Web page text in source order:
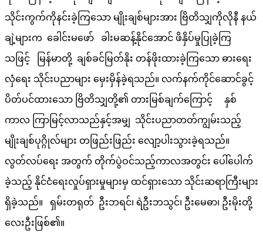
သိုင်းကွက်ကိုနင်းခဲ့ကြသော မျိုးချစ်များအား ဗြိတိသျှကိုလိုနီ နယ်
ချဲ့များက ခေါင်းမဖော် ခါးမဆန့်နိုင်အောင် ဖိနှိပ်မှုပြုခဲ့ကြ
သဖြင့် မြန်မာတို့ ချစ်ခင်မြတ်နိုး တန်ဖိုးထားခဲ့ကြသော ဓားရေး
လှံရေး သိုင်းပညာများ မှေးမှိန်ခဲ့ရသည်။ လက်နက်ကိုင်ဆောင်ခွင့်
ပိတ်ပင်ထားသော ဗြိတိသျှတို့၏ တားမြစ်ချက်ကြောင့် နှစ်
ကာလ ကြာမြင့်လာသည်နှင့်အမျှ သိုင်းပညာတတ်ကျွမ်းသည့်
မျိုးချစ်ပုဂ္ဂိုလ်များ တဖြည်းဖြည်း လျော့ပါးသွားခဲ့ရသည်။
လွတ်လပ်ရေး အတွက် တိုက်ပွဲဝင်သည့်ကာလအတွင်း ပေါ်ပေါက်
ခဲ့သည့် နိုင်ငံရေးလှုပ်ရှားမှုများမှ ထင်ရှားသော သိုင်းဆရာကြီးများ
ရှိခဲ့သည်။ ရှမ်းတရုတ် ဦးဘရင်၊ ရဲဦးဘသွင်၊ ဦးမေဓာ၊ ဦးမိုးတို့
လေးဦးဖြစ်၏။